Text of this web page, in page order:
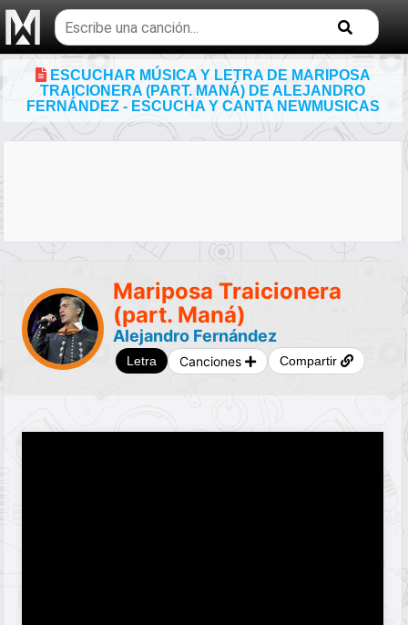
Buscar
temas
musicales
ESCUCHAR MÚSICA Y LETRA DE MARIPOSA
TRAICIONERA (PART. MANÁ) DE ALEJANDRO
FERNÁNDEZ - ESCUCHA Y CANTA NEWMUSICAS
Mariposa Traicionera
(part. Maná)
Alejandro Fernández
Letra Canciones Compartir